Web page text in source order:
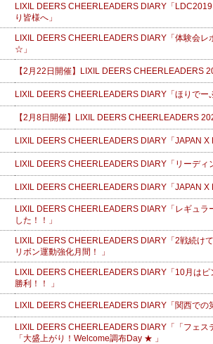
LIXIL DEERS CHEERLEADERS DIARY「
り皆様へ」
LIXIL DEERS CHEERLEADERS DIARY「体験会
☆」
【2月22日開催】LIXIL DEERS CHEERLEADERS
LIXIL DEERS CHEERLEADERS DIARY「ほりでー
【2月8日開催】LIXIL DEERS CHEERLEADERS
LIXIL DEERS CHEERLEADERS DIARY「JAPAN
LIXIL DEERS CHEERLEADERS DIARY「リーデ
LIXIL DEERS CHEERLEADERS DIARY「JAPAN
LIXIL DEERS CHEERLEADERS DIARY「レギュ
した！！」
LIXIL DEERS CHEERLEADERS DIARY「2戦続け
リボン運動強化月間！ 」
LIXIL DEERS CHEERLEADERS DIARY「10月は
勝利！！ 」
LIXIL DEERS CHEERLEADERS DIARY「関西で
LIXIL DEERS CHEERLEADERS DIARY「「フェ
「大盛上がり！Welcome調布Day ★ 」